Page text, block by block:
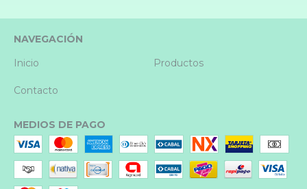
NAVEGACIÓN
Inicio
Productos
Contacto
MEDIOS DE PAGO